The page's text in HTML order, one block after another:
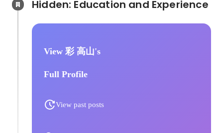
View 彩 高山's
Full Profile
View past posts